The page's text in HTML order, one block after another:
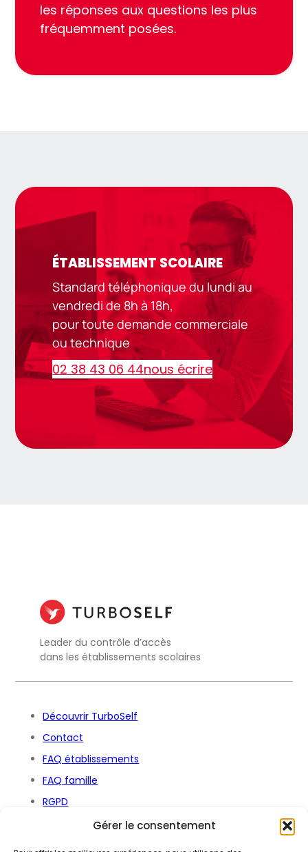
Gérer le consentement
les réponses aux questions les plus
fréquemment posées.
ÉTABLISSEMENT SCOLAIRE
Standard téléphonique du lundi au
vendredi de 8h à 18h,
pour toute demande commerciale
ou technique
02 38 43 06 44nous écrire
Leader du contrôle d’accès
dans les établissements scolaires
Découvrir TurboSelf
Contact
FAQ établissements
FAQ famille
RGPD
Déclaration d’accessibilité